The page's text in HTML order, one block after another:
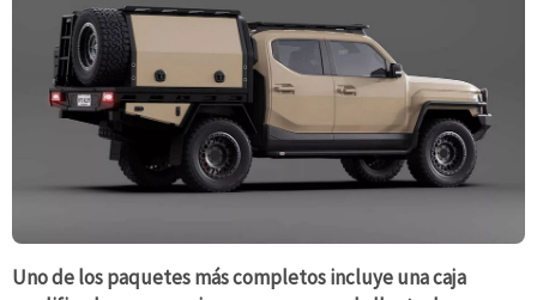
Uno de los paquetes más completos incluye una caja